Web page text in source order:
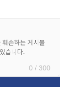
0 / 300